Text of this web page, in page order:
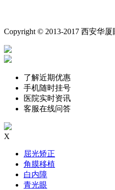
Copyright © 2013-2017 西安华厦
了解近期优惠
手机随时挂号
医院实时资讯
客服在线问答
X
屈光矫正
角膜移植
白内障
青光眼